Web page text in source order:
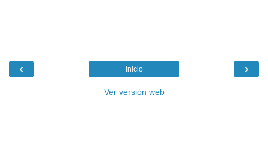
‹ ›
Inicio
Ver versión web